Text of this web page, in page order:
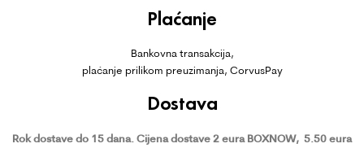
Plaćanje
Bankovna transakcija,
plaćanje prilikom preuzimanja, CorvusPay
Dostava
Rok dostave do 15 dana. Cijena dostave 2 eura BOXNOW, 5.50 eura